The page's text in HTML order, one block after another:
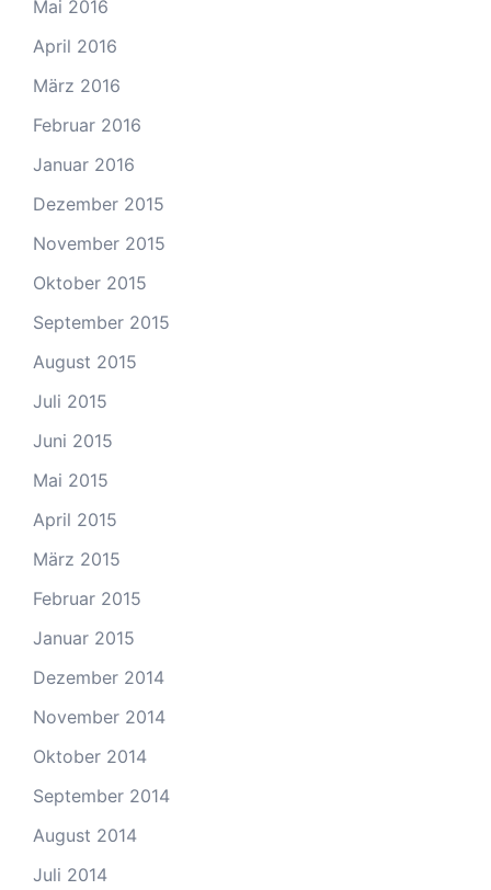
Mai 2016
April 2016
März 2016
Februar 2016
Januar 2016
Dezember 2015
November 2015
Oktober 2015
September 2015
August 2015
Juli 2015
Juni 2015
Mai 2015
April 2015
März 2015
Februar 2015
Januar 2015
Dezember 2014
November 2014
Oktober 2014
September 2014
August 2014
Juli 2014